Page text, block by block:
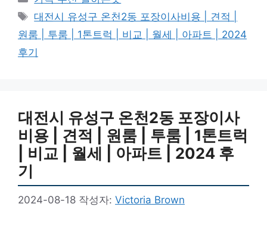
테
고
리
태
그
대전시 유성구 온천2동 포장이사비용 | 견적 |
원룸 | 투룸 | 1톤트럭 | 비교 | 월세 | 아파트 | 2024
후기
대전시 유성구 온천2동 포장이사
비용 | 견적 | 원룸 | 투룸 | 1톤트럭
| 비교 | 월세 | 아파트 | 2024 후
기
2024-08-18 작성자: Victoria Brown